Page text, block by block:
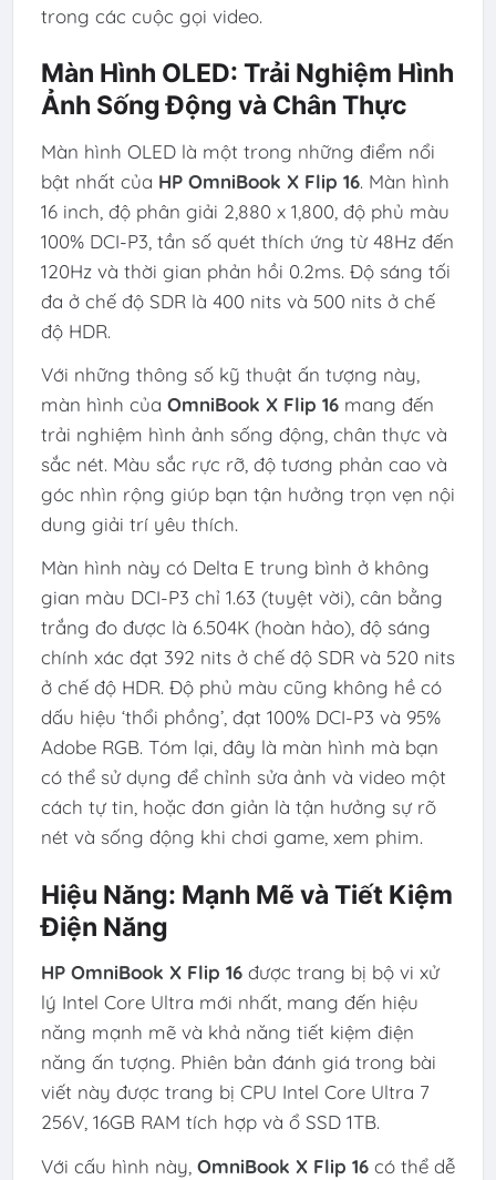
trong các cuộc gọi video.
Màn Hình OLED: Trải Nghiệm Hình
Ảnh Sống Động và Chân Thực
Màn hình OLED là một trong những điểm nổi
bật nhất của HP OmniBook X Flip 16. Màn hình
16 inch, độ phân giải 2,880 x 1,800, độ phủ màu
100% DCI-P3, tần số quét thích ứng từ 48Hz đến
120Hz và thời gian phản hồi 0.2ms. Độ sáng tối
đa ở chế độ SDR là 400 nits và 500 nits ở chế
độ HDR.
Với những thông số kỹ thuật ấn tượng này,
màn hình của OmniBook X Flip 16mang đến
trải nghiệm hình ảnh sống động, chân thực và
sắc nét. Màu sắc rực rỡ, độ tương phản cao và
góc nhìn rộng giúp bạn tận hưởng trọn vẹn nội
dung giải trí yêu thích.
Màn hình này có Delta E trung bình ở không
gian màu DCI-P3 chỉ 1.63 (tuyệt vời), cân bằng
trắng đo được là 6.504K (hoàn hảo), độ sáng
chính xác đạt 392 nits ở chế độ SDR và 520 nits
ở chế độ HDR. Độ phủ màu cũng không hề có
dấu hiệu ‘thổi phồng’, đạt 100% DCI-P3 và 95%
Adobe RGB. Tóm lại, đây là màn hình mà bạn
có thể sử dụng để chỉnh sửa ảnh và video một
cách tự tin, hoặc đơn giản là tận hưởng sự rõ
nét và sống động khi chơi game, xem phim.
Hiệu Năng: Mạnh Mẽ và Tiết Kiệm
Điện Năng
HP OmniBook X Flip 16được trang bị bộ vi xử
lý Intel Core Ultra mới nhất, mang đến hiệu
năng mạnh mẽ và khả năng tiết kiệm điện
năng ấn tượng. Phiên bản đánh giá trong bài
viết này được trang bị CPU Intel Core Ultra 7
256V, 16GB RAM tích hợp và ổ SSD 1TB.
Với cấu hình này, OmniBook X Flip 16có thể dễ